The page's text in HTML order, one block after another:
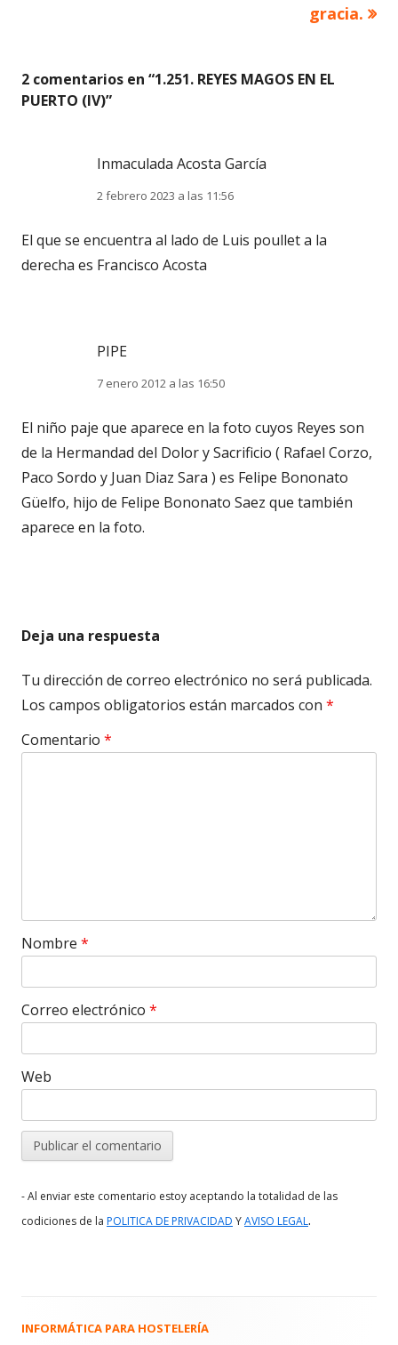
gracia.
2 comentarios en “1.251. REYES MAGOS EN EL
PUERTO (IV)”
Inmaculada Acosta García
2 febrero 2023 a las 11:56
El que se encuentra al lado de Luis poullet a la
derecha es Francisco Acosta
PIPE
7 enero 2012 a las 16:50
El niño paje que aparece en la foto cuyos Reyes son
de la Hermandad del Dolor y Sacrificio ( Rafael Corzo,
Paco Sordo y Juan Diaz Sara ) es Felipe Bononato
Güelfo, hijo de Felipe Bononato Saez que también
aparece en la foto.
Deja una respuesta
Tu dirección de correo electrónico no será publicada.
Los campos obligatorios están marcados con *
Comentario *
Nombre *
Correo electrónico *
Web
- Al enviar este comentario estoy aceptando la totalidad de las
codiciones de la POLITICA DE PRIVACIDAD YAVISO LEGAL.
Barra
INFORMÁTICA PARA HOSTELERÍA